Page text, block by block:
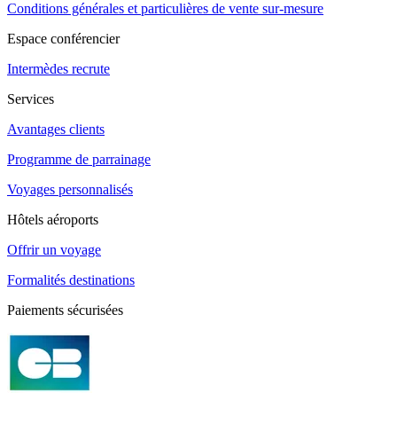
Conditions générales et particulières de vente sur-mesure
Espace conférencier
Intermèdes recrute
Services
Avantages clients
Programme de parrainage
Voyages personnalisés
Hôtels aéroports
Offrir un voyage
Formalités destinations
Paiements sécurisées